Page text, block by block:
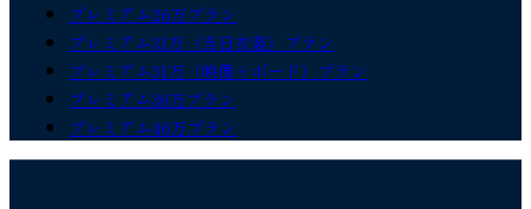
プレミアム26万プラン
プレミアム31万（当日衣装）プラン
プレミアム31万（映像＋ボード）プラン
プレミアム36万プラン
プレミアム46万プラン